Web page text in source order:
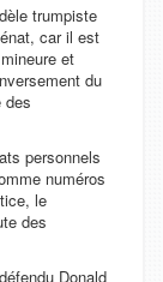
trumpiste
car il est
et
du
des
personnels
numéros
le
des
Donald